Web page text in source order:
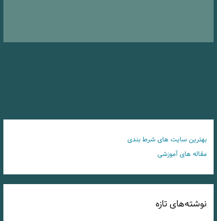
بهترین سایت های شرط بندی
مقاله های آموزشی
نوشته‌های تازه